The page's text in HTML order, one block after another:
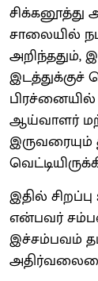
சிக்கனூத்து
சாலையில்
அறிந்ததும்,
இடத்துக்குச்
பிரச்னையில்
ஆய்வாளர்
இருவரையும்
இதில்
என்பவர்
இச்சம்பவம்